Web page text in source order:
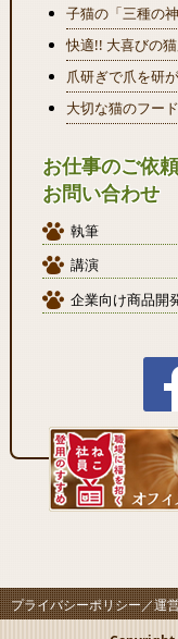
子猫の「三種の神
快適!! 大喜びの
爪研ぎで爪を研
大切な猫のフー
お仕事のご依
お問い合わせ
執筆
講演
企業向け商品開
プライバシーポリシー／運